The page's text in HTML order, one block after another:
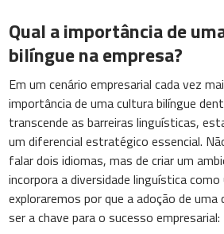
Qual a importância de
bilíngue na empresa?
Em um cenário empresarial cada vez
importância de uma cultura bilíngue
transcende as barreiras linguísticas,
um diferencial estratégico essencial.
falar dois idiomas, mas de criar um
incorpora a diversidade linguística
exploraremos por que a adoção de uma
ser a chave para o sucesso empresarial: